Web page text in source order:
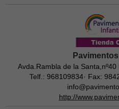
Avda.Rambla de la
Telf.: 968109834· Fax:
http://